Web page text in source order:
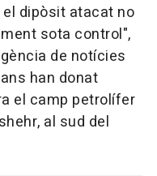
dipòsit atacat no
sota control",
de notícies
han donat
el camp petrolífer
al sud del